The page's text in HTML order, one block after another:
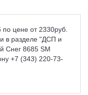
цене от 2330руб.
в разделе "ДСП и
Снег 8685 SM
+7 (343) 220-73-